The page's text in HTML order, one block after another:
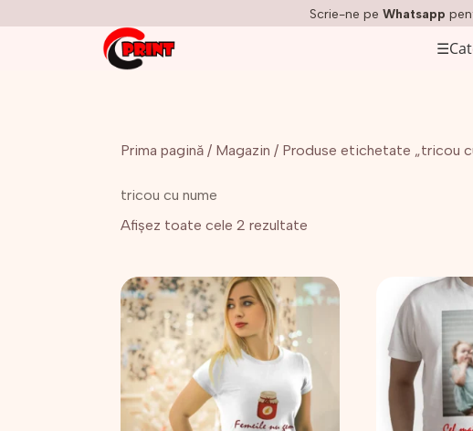
Scrie-ne pe Whatsapp
☰
Prima pagină / Magazin / Produse etichetate „tricou
tricou cu nume
Afișez toate cele 2 rezultate
Acest
produs
are
mai
multe
variații.
Opțiunile
Acest
produs
are
mai
multe
variații.
Opțiunile